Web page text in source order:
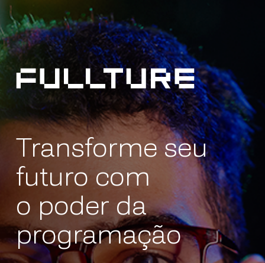
Skip
to
main
content
Transforme seu
futuro com
o poder da
programação